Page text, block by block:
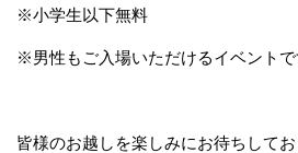
※小学生以下無料
※男性もご入場いただけるイベントで
皆様のお越しを楽しみにお待ちしてお